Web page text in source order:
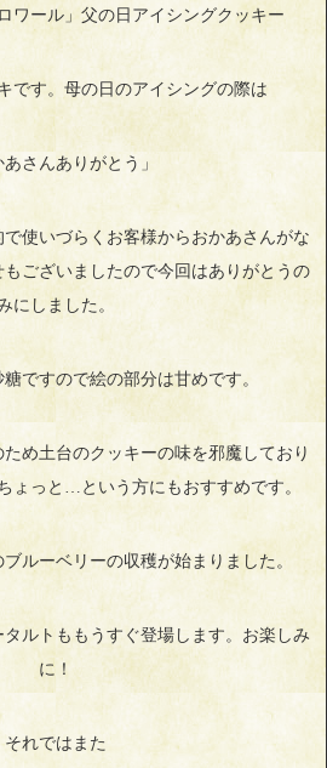
ワール」父の日アイシングクッキー
です。母の日のアイシングの際は
あさんありがとう」
使いづらくお客様からおかあさんがな
ございましたので今回はありがとうの
にしました。
ですので絵の部分は甘めです。
め土台のクッキーの味を邪魔しており
ょっと…という方にもおすすめです。
ルーベリーの収穫が始まりました。
ルトももうすぐ登場します。お楽しみ
に！
それではまた